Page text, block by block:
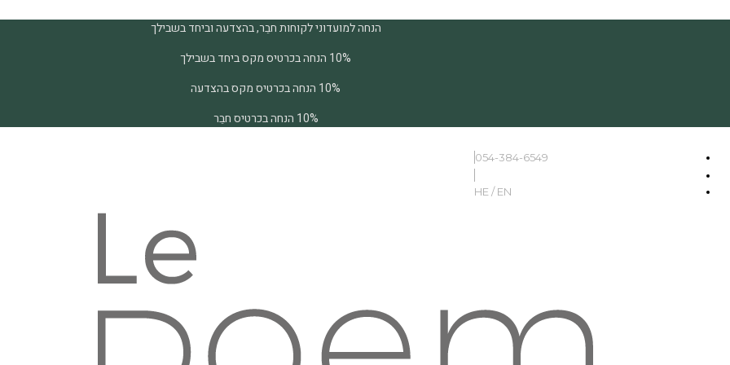
הנחה למועדוני לקוחות חבֵר, בהצדעה וביחד בשבילך
10% הנחה בכרטיס מקס ביחד בשבילך
10% הנחה בכרטיס מקס בהצדעה
10% הנחה בכרטיס חבֵר
054-384-6549
HE / EN